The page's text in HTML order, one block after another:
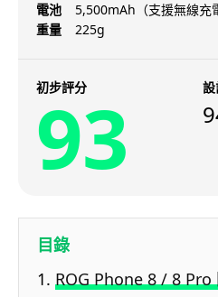
電池
5,500mAh（支援無線充
重量
225g
初步評分
93
目錄
ROG Phone 8 / 8 Pro